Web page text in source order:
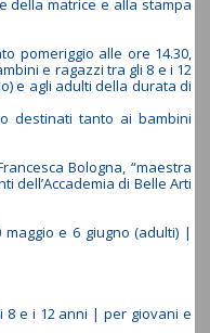
della matrice e alla stampa
pomeriggio alle ore 14.30,
e ragazzi tra gli 8 e i 12
e agli adulti della durata di
destinati tanto ai bambini
Bologna, “maestra
dell’Accademia di Belle Arti
e 6 giugno (adulti) |
8 e i 12 anni | per giovani e